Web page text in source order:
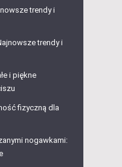
trendy i
trendy i
i piękne
fizyczną dla
nogawkami: